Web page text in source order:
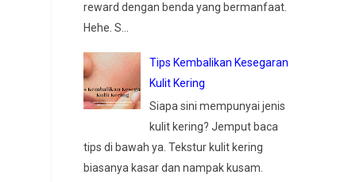
reward dengan benda yang bermanfaat.
Hehe. S...
Tips Kembalikan Kesegaran
Kulit Kering
Siapa sini mempunyai jenis
kulit kering? Jemput baca
tips di bawah ya. Tekstur kulit kering
biasanya kasar dan nampak kusam.